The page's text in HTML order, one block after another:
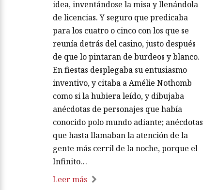
idea, inventándose la misa y llenándola
de licencias. Y seguro que predicaba
para los cuatro o cinco con los que se
reunía detrás del casino, justo después
de que lo pintaran de burdeos y blanco.
En fiestas desplegaba su entusiasmo
inventivo, y citaba a Amélie Nothomb
como si la hubiera leído, y dibujaba
anécdotas de personajes que había
conocido polo mundo adiante; anécdotas
que hasta llamaban la atención de la
gente más cerril de la noche, porque el
Infinito…
Leer más